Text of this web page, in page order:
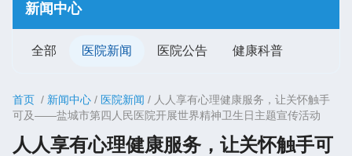
新闻中心
全部 医院新闻 医院公告 健康科普
首页 / 新闻中心 / 医院新闻 / 人人享有心理健康服务，让关怀触手
可及——盐城市第四人民医院开展世界精神卫生日主题宣传活动
人人享有心理健康服务，让关怀触手可